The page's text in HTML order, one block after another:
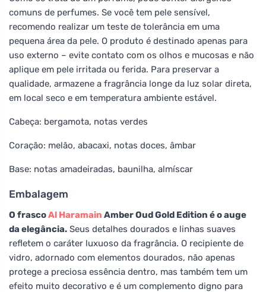
comuns de perfumes. Se você tem pele sensível,
recomendo realizar um teste de tolerância em uma
pequena área da pele. O produto é destinado apenas para
uso externo – evite contato com os olhos e mucosas e não
aplique em pele irritada ou ferida. Para preservar a
qualidade, armazene a fragrância longe da luz solar direta,
em local seco e em temperatura ambiente estável.
Cabeça: bergamota, notas verdes
Coração: melão, abacaxi, notas doces, âmbar
Base: notas amadeiradas, baunilha, almíscar
Embalagem
O frascoAl Haramain Amber Oud Gold Edition é o auge
da elegância. Seus detalhes dourados e linhas suaves
refletem o caráter luxuoso da fragrância. O recipiente de
vidro, adornado com elementos dourados, não apenas
protege a preciosa essência dentro, mas também tem um
efeito muito decorativo e é um complemento digno para